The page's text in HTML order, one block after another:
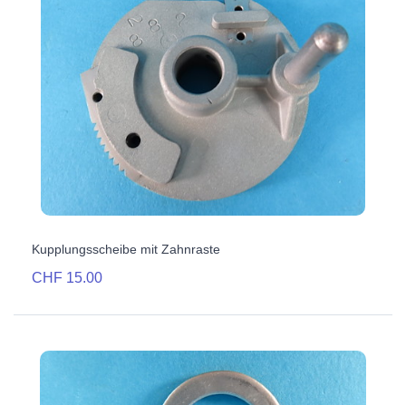
Kupplungsscheibe mit Zahnraste
CHF 15.00